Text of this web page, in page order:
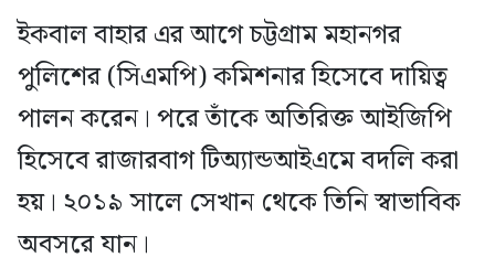
ইকবাল বাহার এর আগে চট্টগ্রাম মহানগর
পুলিশের (সিএমপি) কমিশনার হিসেবে দায়িত্ব
পালন করেন। পরে তাঁকে অতিরিক্ত আইজিপি
হিসেবে রাজারবাগ টিঅ্যান্ডআইএমে বদলি করা
হয়। ২০১৯ সালে সেখান থেকে তিনি স্বাভাবিক
অবসরে যান।